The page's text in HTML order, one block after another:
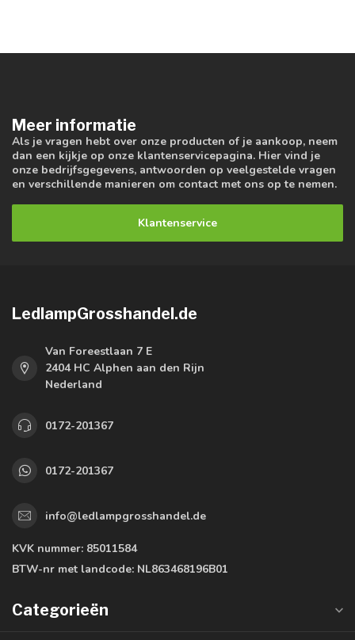
Meer informatie
Als je vragen hebt over onze producten of je aankoop, neem
dan een kijkje op onze klantenservicepagina. Hier vind je
onze bedrijfsgegevens, antwoorden op veelgestelde vragen
en verschillende manieren om contact met ons op te nemen.
Klantenservice
LedlampGrosshandel.de
Van Foreestlaan 7 E
2404 HC Alphen aan den Rijn
Nederland
0172-201367
0172-201367
info@ledlampgrosshandel.de
KVK nummer: 85011584
BTW-nr met landcode: NL863468196B01
Categorieën